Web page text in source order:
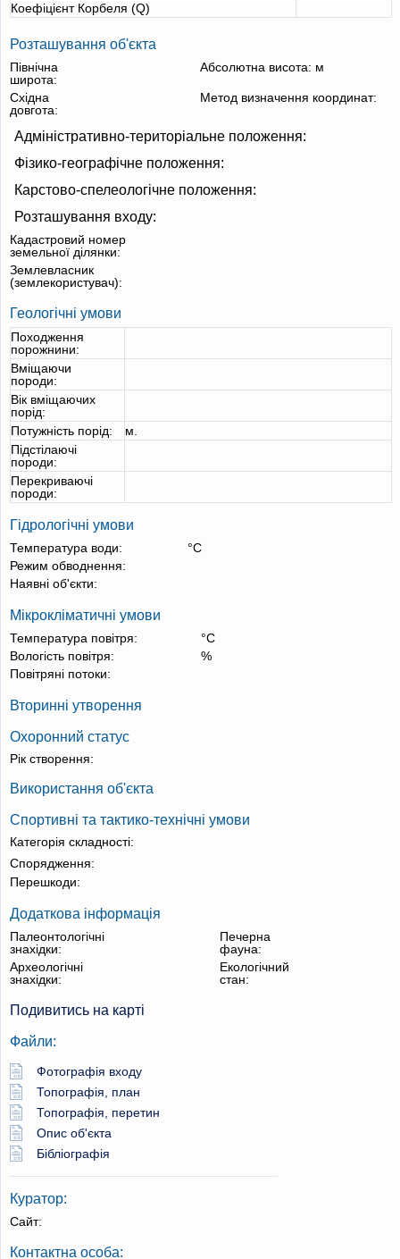
Коефіцієнт Корбеля (Q)
Розташування об'єкта
Північна
широта:
Абсолютна висота: м
Східна
довгота:
Метод визначення координат:
Адміністративно-територіальне положення:
Фізико-географічне положення:
Карстово-спелеологічне положення:
Розташування входу:
Кадастровий номер
земельної ділянки:
Землевласник
(землекористувач):
Геологічні умови
Походження
порожнини:
Вміщаючи
породи:
Вік вміщаючих
порід:
Потужність порід:
м.
Підстілаючі
породи:
Перекриваючі
породи:
Гідрологічні умови
Температура води:
°С
Режим обводнення:
Наявні об'єкти:
Мікрокліматичні умови
Температура повітря:
°С
Вологість повітря:
%
Повітряні потоки:
Вторинні утворення
Охоронний статус
Рік створення:
Використання об'єкта
Спортивні та тактико-технічні умови
Категорія складності:
Спорядження:
Перешкоди:
Додаткова інформація
Палеонтологічні
знахідки:
Печерна
фауна:
Археологічні
знахідки:
Екологічний
стан:
Подивитись на карті
Файли:
Фотографія входу
Топографія, план
Топографія, перетин
Опис об'єкта
Бібліографія
Куратор:
Сайт:
Контактна особа: